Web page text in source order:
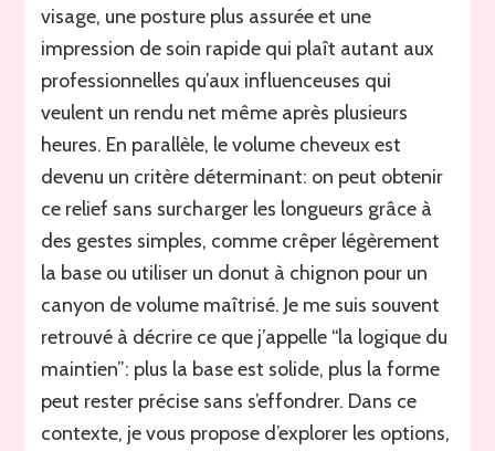
visage, une posture plus assurée et une
impression de soin rapide qui plaît autant aux
professionnelles qu’aux influenceuses qui
veulent un rendu net même après plusieurs
heures. En parallèle, le volume cheveux est
devenu un critère déterminant: on peut obtenir
ce relief sans surcharger les longueurs grâce à
des gestes simples, comme crêper légèrement
la base ou utiliser un donut à chignon pour un
canyon de volume maîtrisé. Je me suis souvent
retrouvé à décrire ce que j’appelle “la logique du
maintien”: plus la base est solide, plus la forme
peut rester précise sans s’effondrer. Dans ce
contexte, je vous propose d’explorer les options,